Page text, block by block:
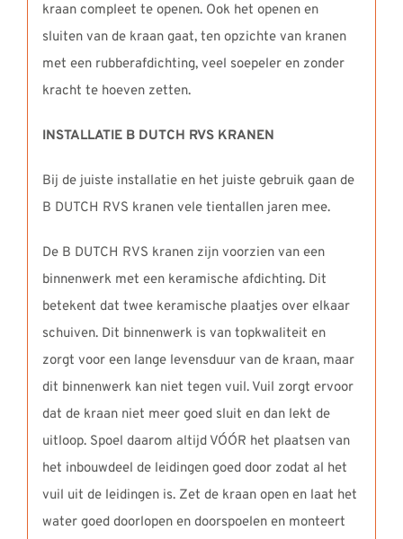
kraan compleet te openen. Ook het openen en
sluiten van de kraan gaat, ten opzichte van kranen
met een rubberafdichting, veel soepeler en zonder
kracht te hoeven zetten.
INSTALLATIE B DUTCH RVS KRANEN
Bij de juiste installatie en het juiste gebruik gaan de
B DUTCH RVS kranen vele tientallen jaren mee.
De B DUTCH RVS kranen zijn voorzien van een
binnenwerk met een keramische afdichting. Dit
betekent dat twee keramische plaatjes over elkaar
schuiven. Dit binnenwerk is van topkwaliteit en
zorgt voor een lange levensduur van de kraan, maar
dit binnenwerk kan niet tegen vuil. Vuil zorgt ervoor
dat de kraan niet meer goed sluit en dan lekt de
uitloop. Spoel daarom altijd VÓÓR het plaatsen van
het inbouwdeel de leidingen goed door zodat al het
vuil uit de leidingen is. Zet de kraan open en laat het
water goed doorlopen en doorspoelen en monteert